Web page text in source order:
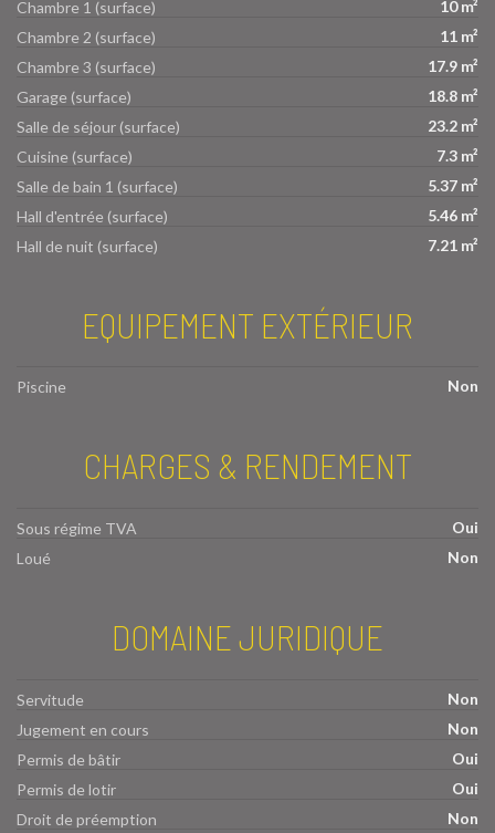
Chambre 1 (surface)
10 m²
Chambre 2 (surface)
11 m²
Chambre 3 (surface)
17.9 m²
Garage (surface)
18.8 m²
Salle de séjour (surface)
23.2 m²
Cuisine (surface)
7.3 m²
Salle de bain 1 (surface)
5.37 m²
Hall d'entrée (surface)
5.46 m²
Hall de nuit (surface)
7.21 m²
EQUIPEMENT EXTÉRIEUR
Piscine Non
CHARGES & RENDEMENT
Sous régime TVA
Oui
Loué
Non
DOMAINE JURIDIQUE
Servitude
Non
Jugement en cours
Non
Permis de bâtir
Oui
Permis de lotir
Oui
Droit de préemption
Non